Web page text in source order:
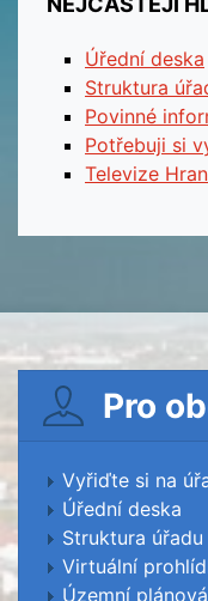
Úřední deska
Struktura
Povinné
Potřebuji si
Televize
Pro
Vyřiďte si na
Úřední deska
Struktura
Virtuální
Územní